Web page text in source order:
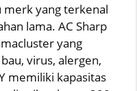
merk yang terkenal
lama. AC Sharp
yang
virus, alergen,
memiliki kapasitas